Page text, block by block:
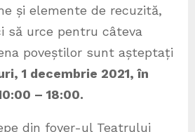
și elemente de recuzită,
să urce pentru câteva
poveștilor sunt așteptați
1 decembrie 2021, în
– 18:00.
din foyer-ul Teatrului